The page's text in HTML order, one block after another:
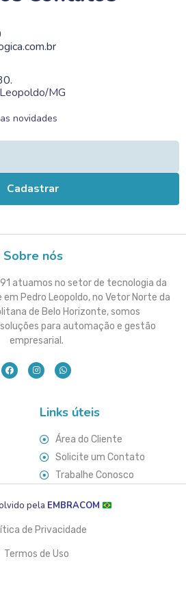
MG
novidades
Cadastrar
Sobre nós
atuamos no setor de tecnologia da
Pedro Leopoldo, no Vetor Norte da
de Belo Horizonte, somos
para automação e gestão
empresarial.
Links úteis
Área do Cliente
Solicite um Contato
Trabalhe Conosco
pela EMBRACOM
de Privacidade
Termos de Uso